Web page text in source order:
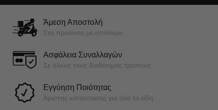
Άμεση Αποστολή
Στα προϊόντα με απόθεμα
Ασφάλεια Συναλλαγών
Σε όλους τους διαθέσιμος τρόπους
Εγγύηση Ποιότητας
Άριστης κατάστασης για όλα τα είδη